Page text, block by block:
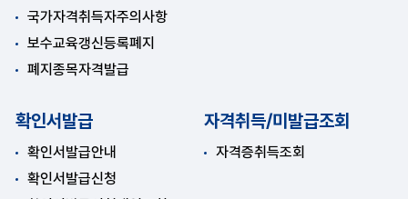
국가자격취득자주의사항
보수교육갱신등록폐지
폐지종목자격발급
확인서발급
확인서발급안내
확인서발급신청
자격취득/미발급조회
자격증취득조회